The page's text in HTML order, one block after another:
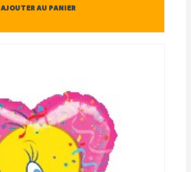
AJOUTER AU PANIER